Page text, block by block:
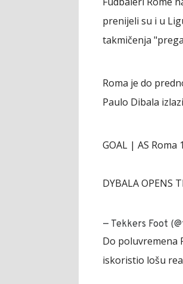
prenijeli su i u
takmičenja
Roma je do
Paulo Dibala
GOAL | AS
DYBALA OPENS
— Tekkers Foot
Do poluvremena
iskoristio lošu